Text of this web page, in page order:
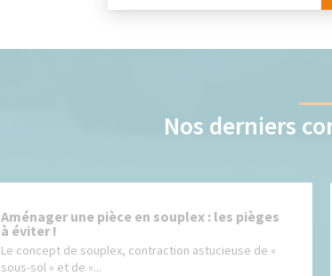
Nos derniers
Aménager une pièce en souplex : les pièges
à éviter !
Le concept de souplex, contraction astucieuse de «
sous-sol » et de «...